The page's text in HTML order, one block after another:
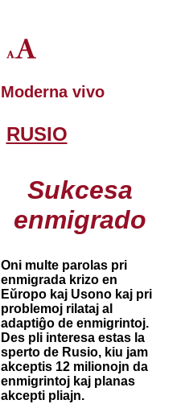
Moderna vivo
RUSIO
Sukcesa
enmigrado
Oni multe parolas pri
enmigrada krizo en
Eŭropo kaj Usono kaj pri
problemoj rilataj al
adaptiĝo de enmigrintoj.
Des pli interesa estas la
sperto de Rusio, kiu jam
akceptis 12 milionojn da
enmigrintoj kaj planas
akcepti pliajn.